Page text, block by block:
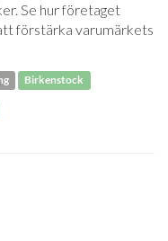
Se hur företaget
förstärka varumärkets
Birkenstock